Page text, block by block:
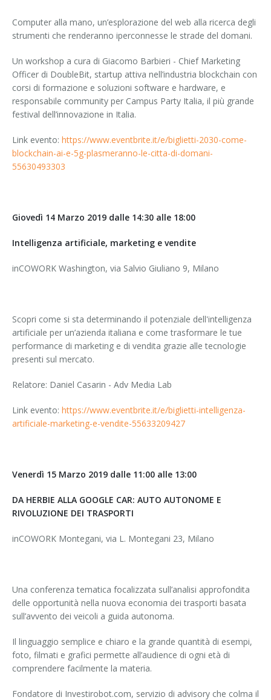
Computer alla mano, un’esplorazione del web alla ricerca degli
strumenti che renderanno iperconnesse le strade del domani.
Un workshop a cura di Giacomo Barbieri - Chief Marketing
Officer di DoubleBit, startup attiva nell’industria blockchain con
corsi di formazione e soluzioni software e hardware, e
responsabile community per Campus Party Italia, il più grande
festival dell’innovazione in Italia.
Link evento: https://www.eventbrite.it/e/biglietti-2030-come-
blockchain-ai-e-5g-plasmeranno-le-citta-di-domani-
55630493303
Giovedì 14 Marzo 2019 dalle 14:30 alle 18:00
Intelligenza artificiale, marketing e vendite
inCOWORK Washington, via Salvio Giuliano 9, Milano
Scopri come si sta determinando il potenziale dell'intelligenza
artificiale per un’azienda italiana e come trasformare le tue
performance di marketing e di vendita grazie alle tecnologie
presenti sul mercato.
Relatore: Daniel Casarin - Adv Media Lab
Link evento: https://www.eventbrite.it/e/biglietti-intelligenza-
artificiale-marketing-e-vendite-55633209427
Venerdì 15 Marzo 2019 dalle 11:00 alle 13:00
DA HERBIE ALLA GOOGLE CAR: AUTO AUTONOME E
RIVOLUZIONE DEI TRASPORTI
inCOWORK Montegani, via L. Montegani 23, Milano
Una conferenza tematica focalizzata sull’analisi approfondita
delle opportunità nella nuova economia dei trasporti basata
sull’avvento dei veicoli a guida autonoma.
Il linguaggio semplice e chiaro e la grande quantità di esempi,
foto, filmati e grafici permette all’audience di ogni età di
comprendere facilmente la materia.
Fondatore di Investirobot.com, servizio di advisory che colma il